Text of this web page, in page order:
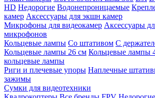
HD Недорогие Водонепроницаемые
камер Аксессуары для экшн камер
Микрофоны для видеокамер Аксессуары
микрофонов
Кольцевые лампы Со штативом C
Кольцевые лампы 26 см Кольцевые лампы
кольцевые лампы
Риги и плечевые упоры Наплечные
зажимы
Сумки для видеотехники